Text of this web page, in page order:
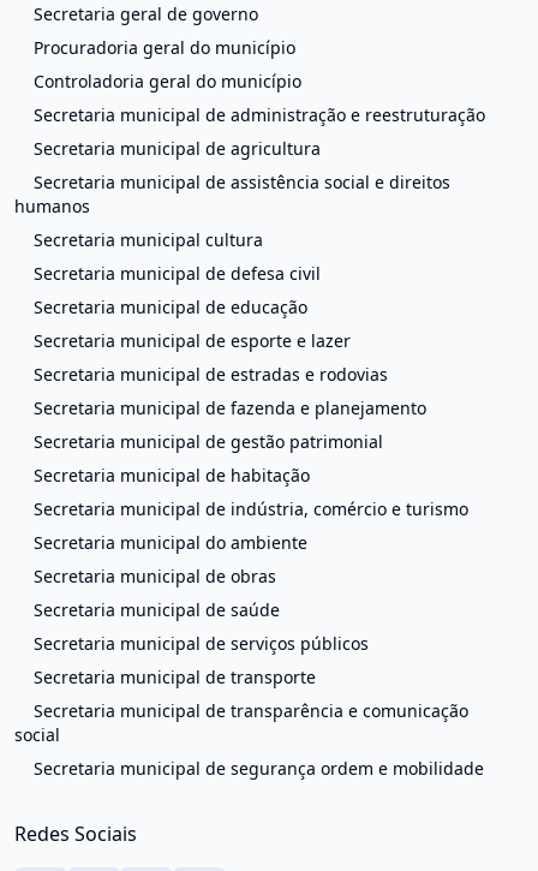
Secretaria geral de governo
Procuradoria geral do município
Controladoria geral do município
Secretaria municipal de administração e reestruturação
Secretaria municipal de agricultura
Secretaria municipal de assistência social e direitos
humanos
Secretaria municipal cultura
Secretaria municipal de defesa civil
Secretaria municipal de educação
Secretaria municipal de esporte e lazer
Secretaria municipal de estradas e rodovias
Secretaria municipal de fazenda e planejamento
Secretaria municipal de gestão patrimonial
Secretaria municipal de habitação
Secretaria municipal de indústria, comércio e turismo
Secretaria municipal do ambiente
Secretaria municipal de obras
Secretaria municipal de saúde
Secretaria municipal de serviços públicos
Secretaria municipal de transporte
Secretaria municipal de transparência e comunicação
social
Secretaria municipal de segurança ordem e mobilidade
Redes Sociais